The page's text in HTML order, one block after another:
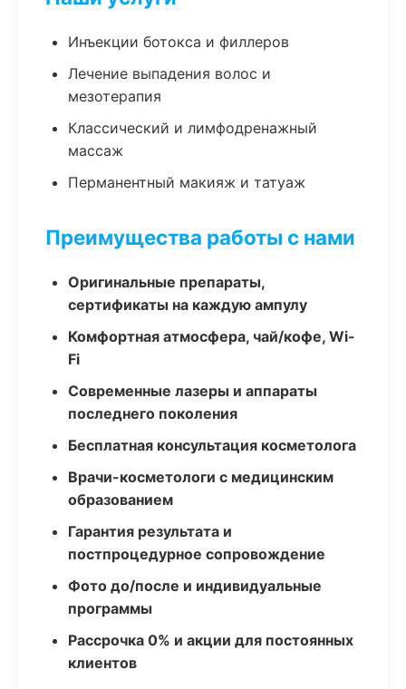
Инъекции ботокса и филлеров
Лечение выпадения волос и
мезотерапия
Классический и лимфодренажный
массаж
Перманентный макияж и татуаж
Преимущества работы с нами
Оригинальные препараты,
сертификаты на каждую ампулу
Комфортная атмосфера, чай/кофе, Wi-
Fi
Современные лазеры и аппараты
последнего поколения
Бесплатная консультация косметолога
Врачи-косметологи с медицинским
образованием
Гарантия результата и
постпроцедурное сопровождение
Фото до/после и индивидуальные
программы
Рассрочка 0% и акции для постоянных
клиентов